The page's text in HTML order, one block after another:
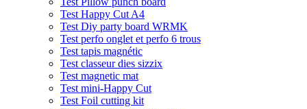
Test Happy Cut A4
Test Diy party board WRMK
Test perfo onglet et perfo 6 trous
Test tapis magnétic
Test classeur dies sizzix
Test magnetic mat
Test mini-Happy Cut
Test Foil cutting kit